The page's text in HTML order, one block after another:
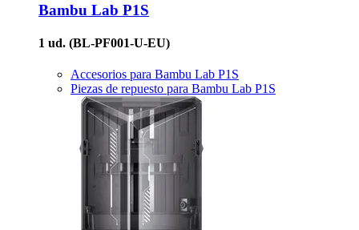
Bambu Lab P1S
1 ud. (BL-PF001-U-EU)
Accesorios para Bambu Lab P1S
Piezas de repuesto para Bambu Lab P1S